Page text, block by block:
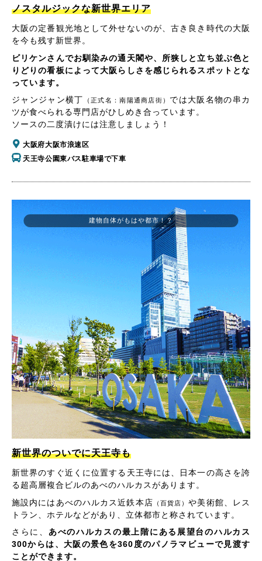
ノスタルジックな新世界エリア
大阪の定番観光地として外せないのが、古き良き時代の大阪
を今も残す新世界。
ビリケンさんでお馴染みの通天閣や、所狭しと立ち並ぶ色と
りどりの看板によって大阪らしさを感じられるスポットとな
っています。
ジャンジャン横丁
（正式名：南陽通商店街） では大阪名物の串カ
ツが食べられる専門店がひしめき合っています。
ソースの二度漬けには注意しましょう！
大阪府大阪市浪速区
天王寺公園東バス駐車場で下車
新世界のついでに天王寺も
新世界のすぐ近くに位置する天王寺には、日本一の高さを誇
る超高層複合ビルのあべのハルカスがあります。
施設内にはあべのハルカス近鉄本店 （百貨店）や美術館、レス
トラン、ホテルなどがあり、立体都市と称されています。
さらに、 あべのハルカスの最上階にある展望台のハルカス
300からは、大阪の景色を360度のパノラマビューで見渡す
ことができます。
建物自体がもはや都市！？